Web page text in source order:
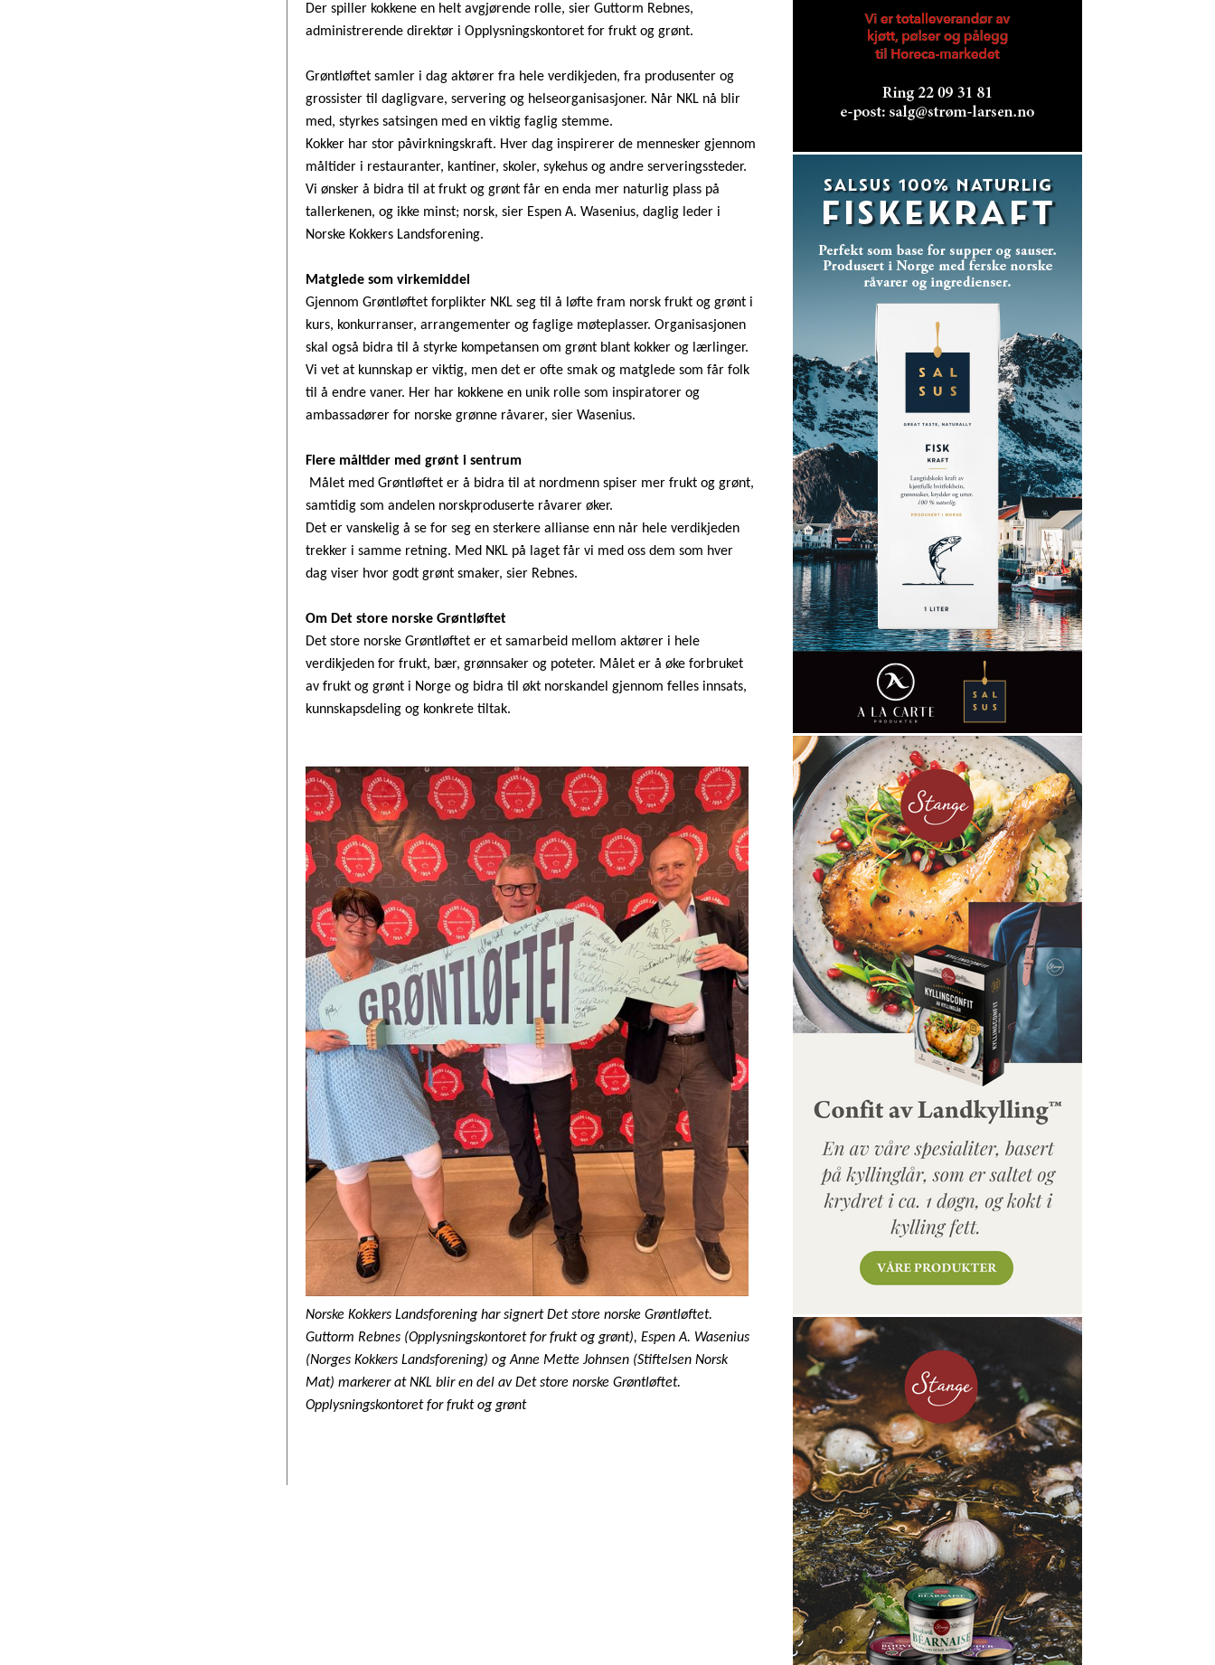
Der spiller kokkene en helt avgjørende rolle, sier Guttorm Rebnes,
administrerende direktør i Opplysningskontoret for frukt og grønt.
Grøntløftet samler i dag aktører fra hele verdikjeden, fra produsenter og
grossister til dagligvare, servering og helseorganisasjoner. Når NKL nå blir
med, styrkes satsingen med en viktig faglig stemme.
Kokker har stor påvirkningskraft. Hver dag inspirerer de mennesker gjennom
måltider i restauranter, kantiner, skoler, sykehus og andre serveringssteder.
Vi ønsker å bidra til at frukt og grønt får en enda mer naturlig plass på
tallerkenen, og ikke minst; norsk, sier Espen A. Wasenius, daglig leder i
Norske Kokkers Landsforening.
Matglede som virkemiddel
Gjennom Grøntløftet forplikter NKL seg til å løfte fram norsk frukt og grønt i
kurs, konkurranser, arrangementer og faglige møteplasser. Organisasjonen
skal også bidra til å styrke kompetansen om grønt blant kokker og lærlinger.
Vi vet at kunnskap er viktig, men det er ofte smak og matglede som får folk
til å endre vaner. Her har kokkene en unik rolle som inspiratorer og
ambassadører for norske grønne råvarer, sier Wasenius.
Flere måltider med grønt i sentrum
Målet med Grøntløftet er å bidra til at nordmenn spiser mer frukt og grønt,
samtidig som andelen norskproduserte råvarer øker.
Det er vanskelig å se for seg en sterkere allianse enn når hele verdikjeden
trekker i samme retning. Med NKL på laget får vi med oss dem som hver
dag viser hvor godt grønt smaker, sier Rebnes.
Om Det store norske Grøntløftet
Det store norske Grøntløftet er et samarbeid mellom aktører i hele
verdikjeden for frukt, bær, grønnsaker og poteter. Målet er å øke forbruket
av frukt og grønt i Norge og bidra til økt norskandel gjennom felles innsats,
kunnskapsdeling og konkrete tiltak.
Norske Kokkers Landsforening har signert Det store norske Grøntløftet.
Guttorm Rebnes (Opplysningskontoret for frukt og grønt), Espen A. Wasenius
(Norges Kokkers Landsforening) og Anne Mette Johnsen (Stiftelsen Norsk
Mat) markerer at NKL blir en del av Det store norske Grøntløftet.
Opplysningskontoret for frukt og grønt